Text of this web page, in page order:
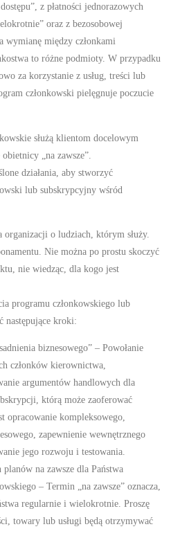
z płatności jednorazowych
oraz z bezosobowej
między członkami
to różne podmioty. W przypadku
za korzystanie z usług, treści lub
członkowski pielęgnuje poczucie
służą klientom docelowym
„na zawsze”.
działania, aby stworzyć
lub subskrypcyjny wśród
organizacji o ludziach, którym służy.
Nie można po prostu skoczyć
nie wiedząc, dla kogo jest
programu członkowskiego lub
następujące kroki:
biznesowego” – Powołanie
członków kierownictwa,
argumentów handlowych dla
którą może zaoferować
opracowanie kompleksowego,
zapewnienie wewnętrznego
jego rozwoju i testowania.
na zawsze dla Państwa
– Termin „na zawsze” oznacza,
regularnie i wielokrotnie. Proszę
towary lub usługi będą otrzymywać